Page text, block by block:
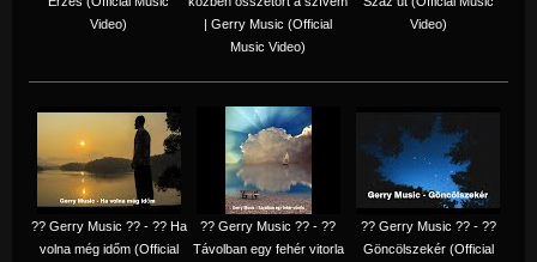
Video)
| Gerry Music (Official
Music Video)
Video)
?? Gerry Music ?? - ?? Ha
volna még időm (Official
?? Gerry Music ?? - ??
Távolban egy fehér vitorla
?? Gerry Music ?? - ??
Göncölszekér (Official